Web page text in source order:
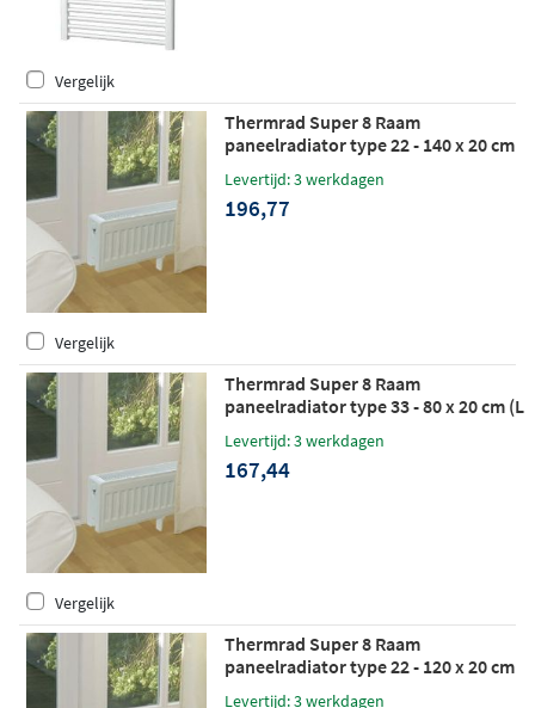
Vergelijk
Thermrad Super 8 Raam
paneelradiator type 22 - 140 x 20 cm
(L x H)
Levertijd: 3 werkdagen
196,77
Vergelijk
Thermrad Super 8 Raam
paneelradiator type 33 - 80 x 20 cm (L
Levertijd: 3 werkdagen
167,44
Vergelijk
Thermrad Super 8 Raam
paneelradiator type 22 - 120 x 20 cm
Levertijd: 3 werkdagen